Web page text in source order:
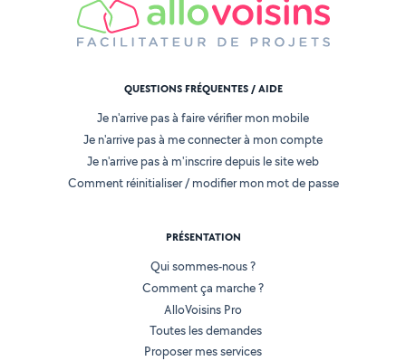
QUESTIONS FRÉQUENTES / AIDE
Je n'arrive pas à faire vérifier mon mobile
Je n'arrive pas à me connecter à mon compte
Je n'arrive pas à m'inscrire depuis le site web
Comment réinitialiser / modifier mon mot de passe
PRÉSENTATION
Qui sommes-nous ?
Comment ça marche ?
AlloVoisins Pro
Toutes les demandes
Proposer mes services